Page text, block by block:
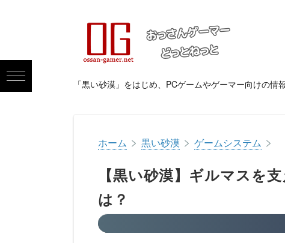
「黒い砂漠」をはじめ、PCゲームやゲーマー向けの
ホーム > 黒い砂漠 > ゲームシステム >
【黒い砂漠】ギルマスを
は？